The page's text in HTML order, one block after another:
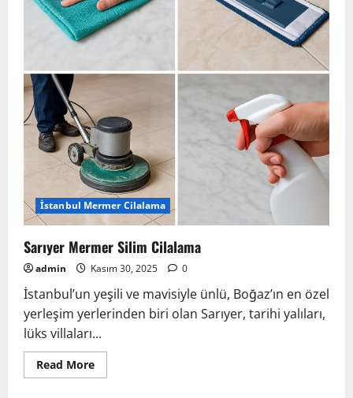
İstanbul Mermer Cilalama
Sarıyer Mermer Silim Cilalama
admin Kasım 30, 2025 0
İstanbul’un yeşili ve mavisiyle ünlü, Boğaz’ın en özel
yerleşim yerlerinden biri olan Sarıyer, tarihi yalıları,
lüks villaları...
Read MoreRead
more